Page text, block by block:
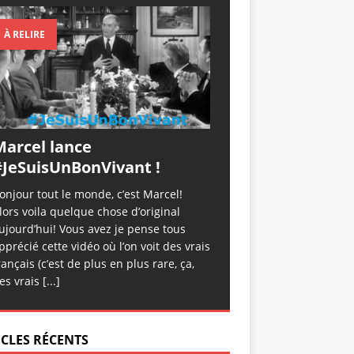
À RELIRE
lance
!
tout le monde, c’est Marcel!
voila quelque chose d’original
Vous avez je pense tous
cette vidéo où l’on voit des vrais
(c’est de plus en plus rare, ça,
vrais [...]
RÉCENTS